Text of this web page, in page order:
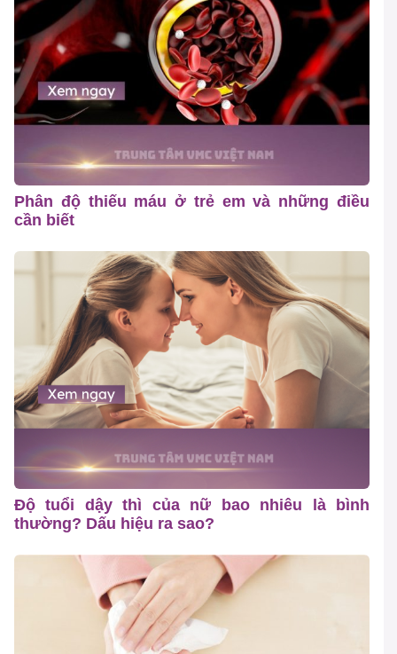
Phân độ thiếu máu ở trẻ em và những điều
cần biết
Độ tuổi dậy thì của nữ bao nhiêu là bình
thường? Dấu hiệu ra sao?